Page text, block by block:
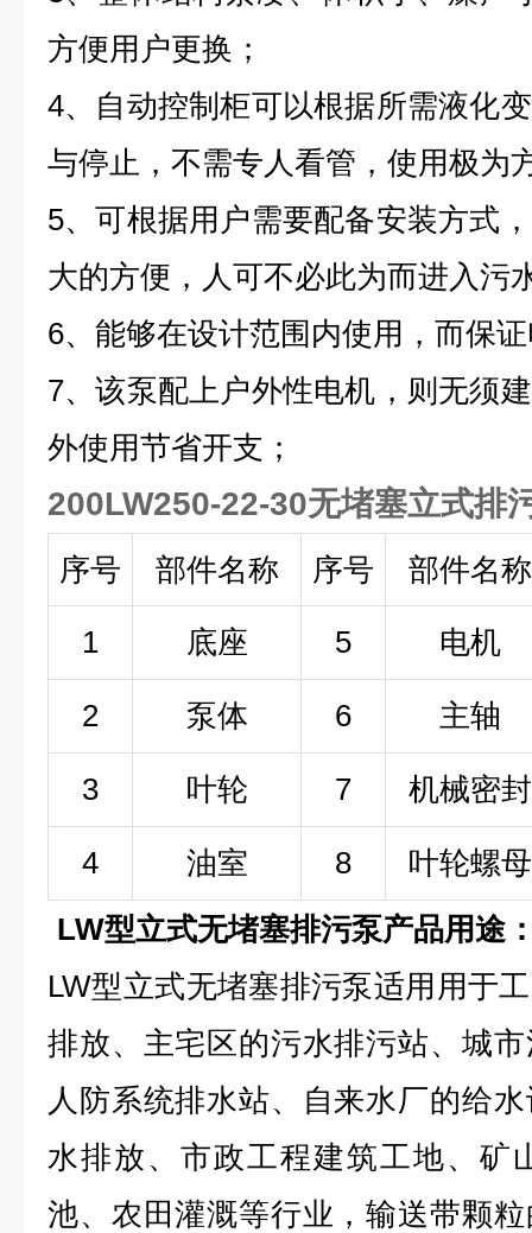
方便用户更换；
4、自动控制柜可以根据所需液化
与停止，不需专人看管，使用极为
5、可根据用户需要配备安装方式
大的方便，人可不必此为而进入污
6、能够在设计范围内使用，而保
7、该泵配上户外性电机，则无须
外使用节省开支；
200LW250-22-30无堵塞立式排
序号 部件名称 序号 部件名称
1 底座 5 电机
2 泵体 6 主轴
3 叶轮 7 机械密封
4 油室 8
叶轮螺母
LW型立式无堵塞排污泵产品用途
LW型立式无堵塞排污泵适用用于
排放、主宅区的污水排污站、城
人防系统排水站、自来水厂的给
水排放、市政工程建筑工地、矿
池、农田灌溉等行业，输送带颗